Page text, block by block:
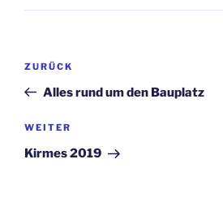
Beitragsnavigation
Vorheriger
Beitrag
ZURÜCK
Alles rund um den Bauplatz
Nächster
Beitrag
WEITER
Kirmes 2019